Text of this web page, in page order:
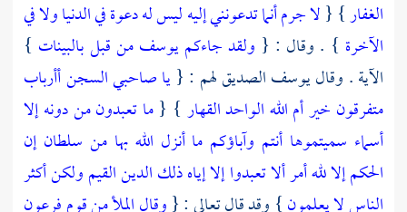
الغفار} {لا جرم أنما تدعونني إليه ليس له دعوة في الدنيا ولا في
الآخرة } . وقال : { ولقد جاءكم يوسف من قبل بالبينات }
الآية . وقاليوسف الصديقلهم : {يا صاحبي السجن أأرباب
متفرقون خير أم الله الواحد القهار } {ما تعبدون من دونه إلا
أسماء سميتموها أنتم وآباؤكم ما أنزل الله بها من سلطان إن
الحكم إلا لله أمر ألا تعبدوا إلا إياه ذلك الدين القيم ولكن أكثر